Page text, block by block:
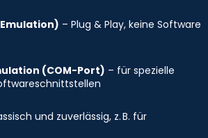
– Plug & Play, keine Software
(COM-Port) – für spezielle
und zuverlässig, z. B. für